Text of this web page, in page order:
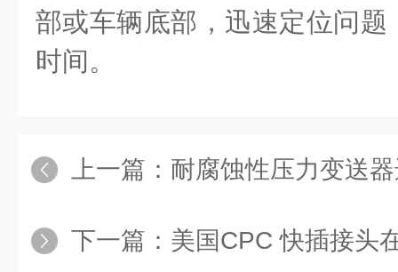
部或车辆底部，迅速定位问
时间。
上一篇： 耐腐蚀性压力变送器选
下一篇： 美国CPC 快插接头在食品